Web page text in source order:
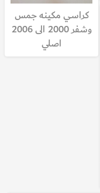
كراسي مكينه جمس
وشفر 2000 الى 2006
اصلي